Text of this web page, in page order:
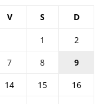
V S D
1
2
7 8
9
14 15
16